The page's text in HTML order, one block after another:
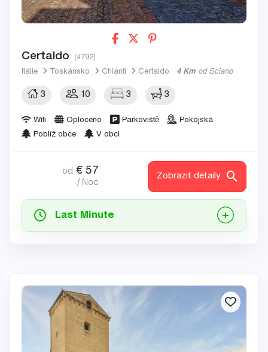
Certaldo (#792)
Itálie Toskánsko Chianti Certaldo 4 Km od Sciano
3 10 3 3
Wifi Oploceno Parkoviště
Pokojská
Poblíž obce
V obci
od € 57
/ Noc
Zobrazit detaily
Last Minute